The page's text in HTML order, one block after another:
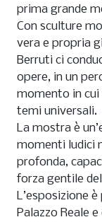
prima grande
Con sculture
vera e propria
Berruti ci
opere, in un
momento in
temi universali.
La mostra è
momenti ludici
profonda,
forza gentile
L’esposizione
Palazzo Reale e